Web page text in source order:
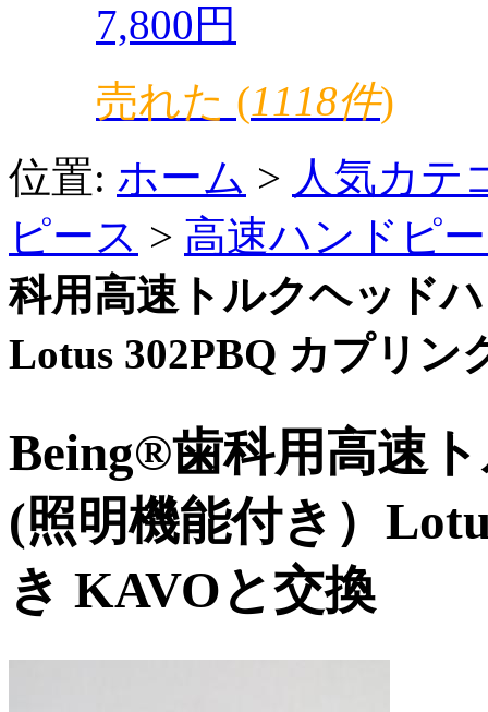
7,800円
売れた (1118件)
位置: ホーム > 人気カテ
ピース > 高速ハンドピ
科用高速トルクヘッド
Lotus 302PBQ カプリン
Being®歯科用高速
(照明機能付き）
き KAVOと交換